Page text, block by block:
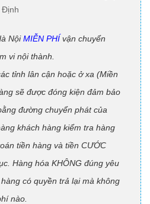
Định
NộiMIỄN PHÍvận chuyển
vi nội thành.
tỉnh lân cận hoặc ở xa (Miền
sẽ được đóng kiện đảm bảo
đường chuyển phát của
khách hàng kiểm tra hàng
tiền hàng và tiền CƯỚC
Hàng hóa KHÔNG đúng yêu
có quyền trả lại mà không
nào.